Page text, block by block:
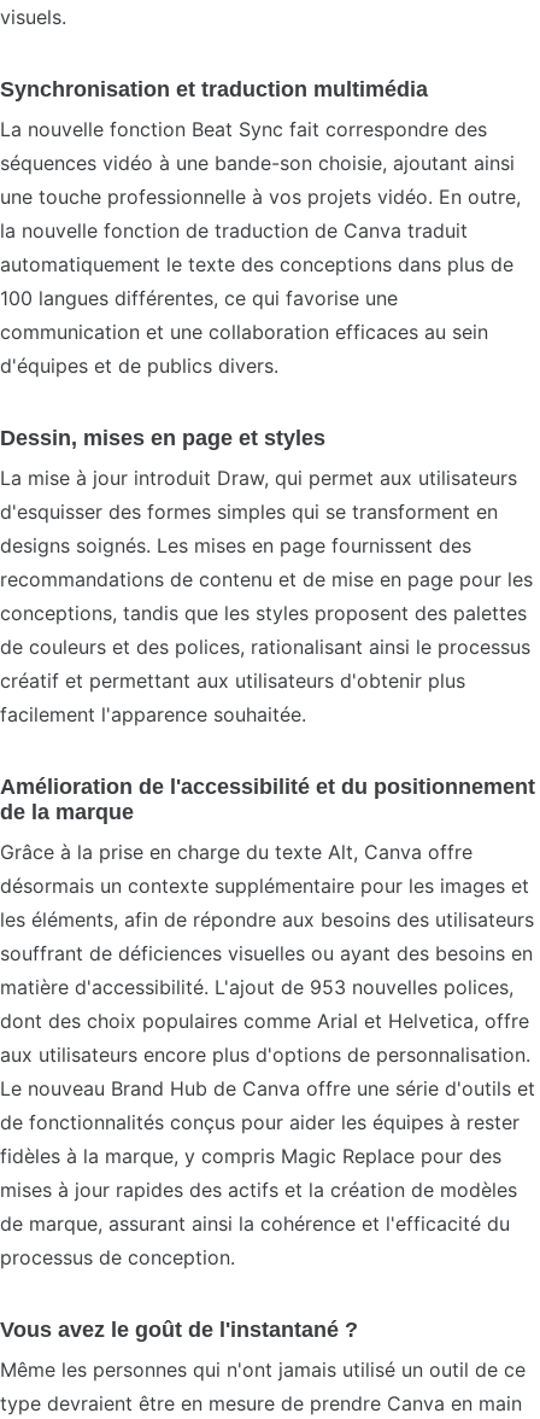
visuels.
Synchronisation et traduction multimédia
La nouvelle fonction Beat Sync fait correspondre des
séquences vidéo à une bande-son choisie, ajoutant ainsi
une touche professionnelle à vos projets vidéo. En outre,
la nouvelle fonction de traduction de Canva traduit
automatiquement le texte des conceptions dans plus de
100 langues différentes, ce qui favorise une
communication et une collaboration efficaces au sein
d'équipes et de publics divers.
Dessin, mises en page et styles
La mise à jour introduit Draw, qui permet aux utilisateurs
d'esquisser des formes simples qui se transforment en
designs soignés. Les mises en page fournissent des
recommandations de contenu et de mise en page pour les
conceptions, tandis que les styles proposent des palettes
de couleurs et des polices, rationalisant ainsi le processus
créatif et permettant aux utilisateurs d'obtenir plus
facilement l'apparence souhaitée.
Amélioration de l'accessibilité et du positionnement
de la marque
Grâce à la prise en charge du texte Alt, Canva offre
désormais un contexte supplémentaire pour les images et
les éléments, afin de répondre aux besoins des utilisateurs
souffrant de déficiences visuelles ou ayant des besoins en
matière d'accessibilité. L'ajout de 953 nouvelles polices,
dont des choix populaires comme Arial et Helvetica, offre
aux utilisateurs encore plus d'options de personnalisation.
Le nouveau Brand Hub de Canva offre une série d'outils et
de fonctionnalités conçus pour aider les équipes à rester
fidèles à la marque, y compris Magic Replace pour des
mises à jour rapides des actifs et la création de modèles
de marque, assurant ainsi la cohérence et l'efficacité du
processus de conception.
Vous avez le goût de l'instantané ?
Même les personnes qui n'ont jamais utilisé un outil de ce
type devraient être en mesure de prendre Canva en main